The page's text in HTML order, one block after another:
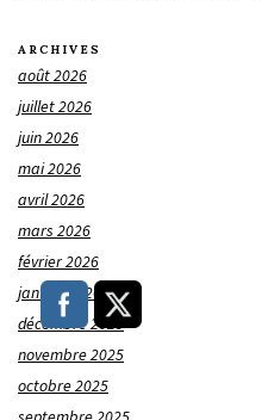
ARCHIVES
août 2026
juillet 2026
juin 2026
mai 2026
avril 2026
mars 2026
février 2026
janvier 2026
décembre 2025
novembre 2025
octobre 2025